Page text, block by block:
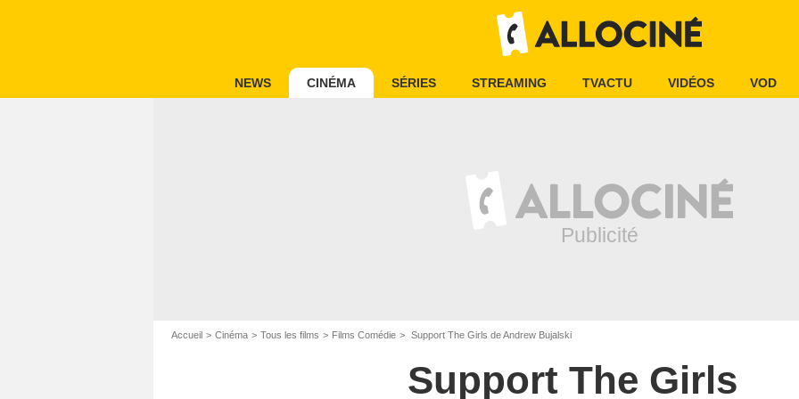
NEWS CINÉMA SÉRIES STREAMING TVACTU VIDÉOS VOD
Accueil Cinéma Tous les films Films Comédie Support The Girls de Andrew Bujalski
Support The Girls